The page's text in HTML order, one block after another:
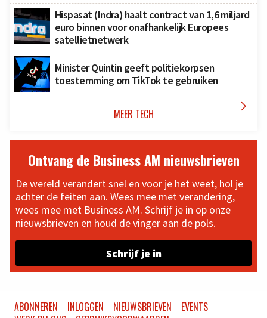
Hispasat (Indra) haalt contract van 1,6 miljard
euro binnen voor onafhankelijk Europees
satellietnetwerk
Minister Quintin geeft politiekorpsen
toestemming om TikTok te gebruiken
MEER TECH 
Ontvang de Business AM nieuwsbrieven
De wereld verandert snel en voor je het weet, hol je
achter de feiten aan. Wees mee met verandering,
wees mee met Business AM. Schrijf je in op onze
nieuwsbrieven en houd de vinger aan de pols.
Schrijf je in
ABONNEREN INLOGGEN NIEUWSBRIEVEN
EVENTS